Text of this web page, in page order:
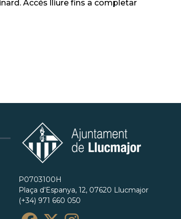
Accés lliure fins a completar
P0703100H
Plaça d’Espanya, 12, 07620 Llucmajor
(+34) 971 660 050